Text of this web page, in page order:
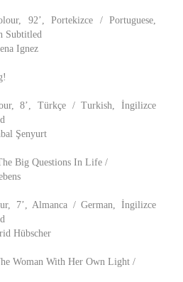
92’, Portekizce / Portuguese,
Subtitled
Ignez
8’, Türkçe / Turkish, İngilizce
Şenyurt
Big Questions In Life /
7’, Almanca / German, İngilizce
Hübscher
Woman With Her Own Light /